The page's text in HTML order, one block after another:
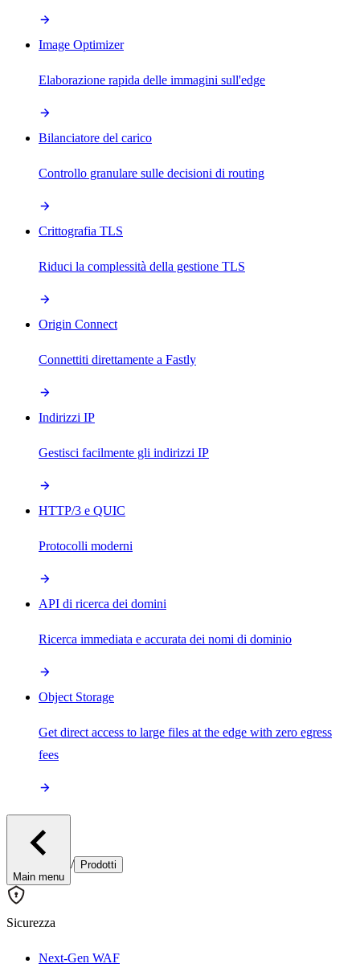
Image Optimizer
Elaborazione rapida delle immagini sull'edge
Bilanciatore del carico
Controllo granulare sulle decisioni di routing
Crittografia TLS
Riduci la complessità della gestione TLS
Origin Connect
Connettiti direttamente a Fastly
Indirizzi IP
Gestisci facilmente gli indirizzi IP
HTTP/3 e QUIC
Protocolli moderni
API di ricerca dei domini
Ricerca immediata e accurata dei nomi di dominio
Object Storage
Get direct access to large files at the edge with zero egress
fees
Main menu
/ Prodotti
Sicurezza
Next-Gen WAF